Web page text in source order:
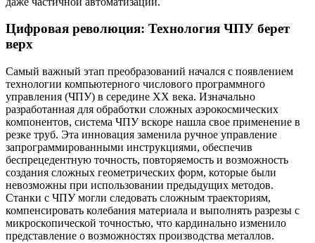
Цифровая революция: Технология ЧПУ берет
верх
Самый важный этап преобразований начался с появлением
технологии компьютерного числового программного
управления (ЧПУ) в середине XX века. Изначально
разработанная для обработки сложных аэрокосмических
компонентов, система ЧПУ вскоре нашла свое применение в
резке труб. Эта инновация заменила ручное управление
запрограммированными инструкциями, обеспечив
беспрецедентную точность, повторяемость и возможность
создания сложных геометрических форм, которые были
невозможны при использовании предыдущих методов.
Станки с ЧПУ могли следовать сложным траекториям,
компенсировать колебания материала и выполнять разрезы с
микроскопической точностью, что кардинально изменило
представление о возможностях производства металлов.